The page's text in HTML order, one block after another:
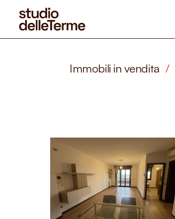
Immobili in vendita /